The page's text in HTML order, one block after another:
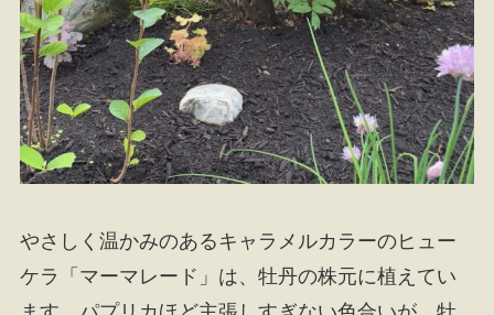
やさしく温かみのあるキャラメルカラーのヒュー
ケラ「マーマレード」は、牡丹の株元に植えてい